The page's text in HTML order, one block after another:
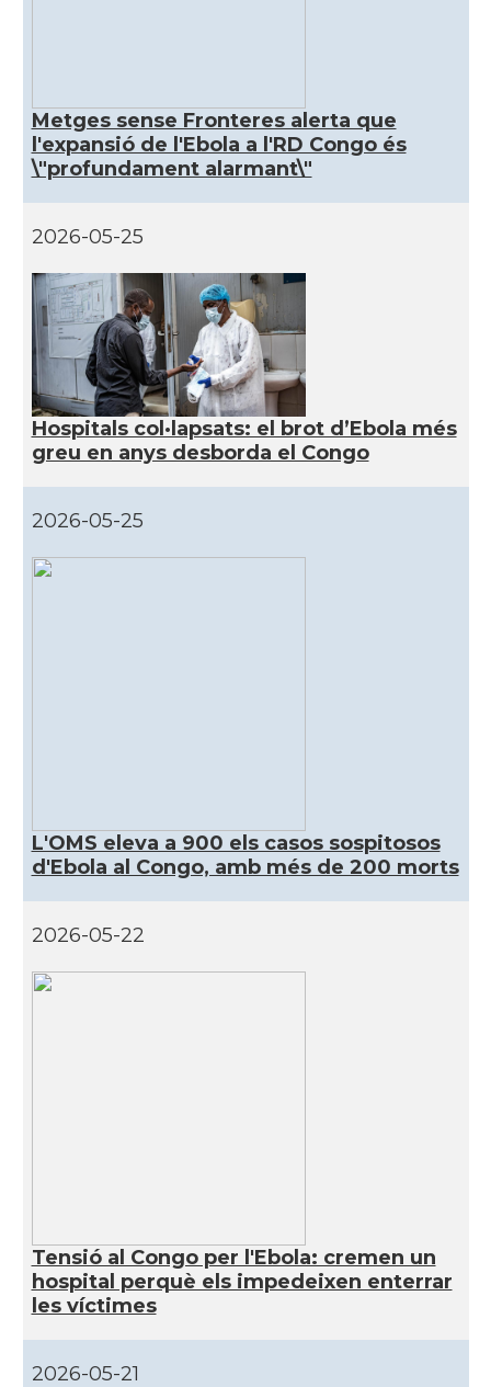
Metges sense Fronteres alerta que
l'expansió de l'Ebola a l'RD Congo és
\"profundament alarmant\"
2026-05-25
Hospitals col·lapsats: el brot d’Ebola més
greu en anys desborda el Congo
2026-05-25
L'OMS eleva a 900 els casos sospitosos
d'Ebola al Congo, amb més de 200 morts
2026-05-22
Tensió al Congo per l'Ebola: cremen un
hospital perquè els impedeixen enterrar
les víctimes
2026-05-21